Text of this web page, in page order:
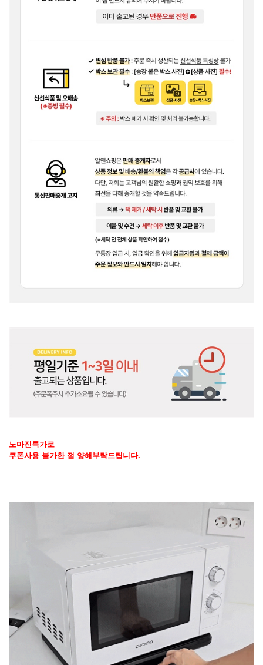
노마진특가로
쿠폰사용 불가한 점 양해부탁드립니다.